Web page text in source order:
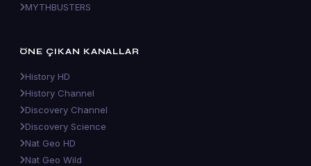
MYTHBUSTERS
ÖNE ÇIKAN KANALLAR
History HD
History Channel
Discovery Channel
Discovery Science
Nat Geo HD
Nat Geo Wild